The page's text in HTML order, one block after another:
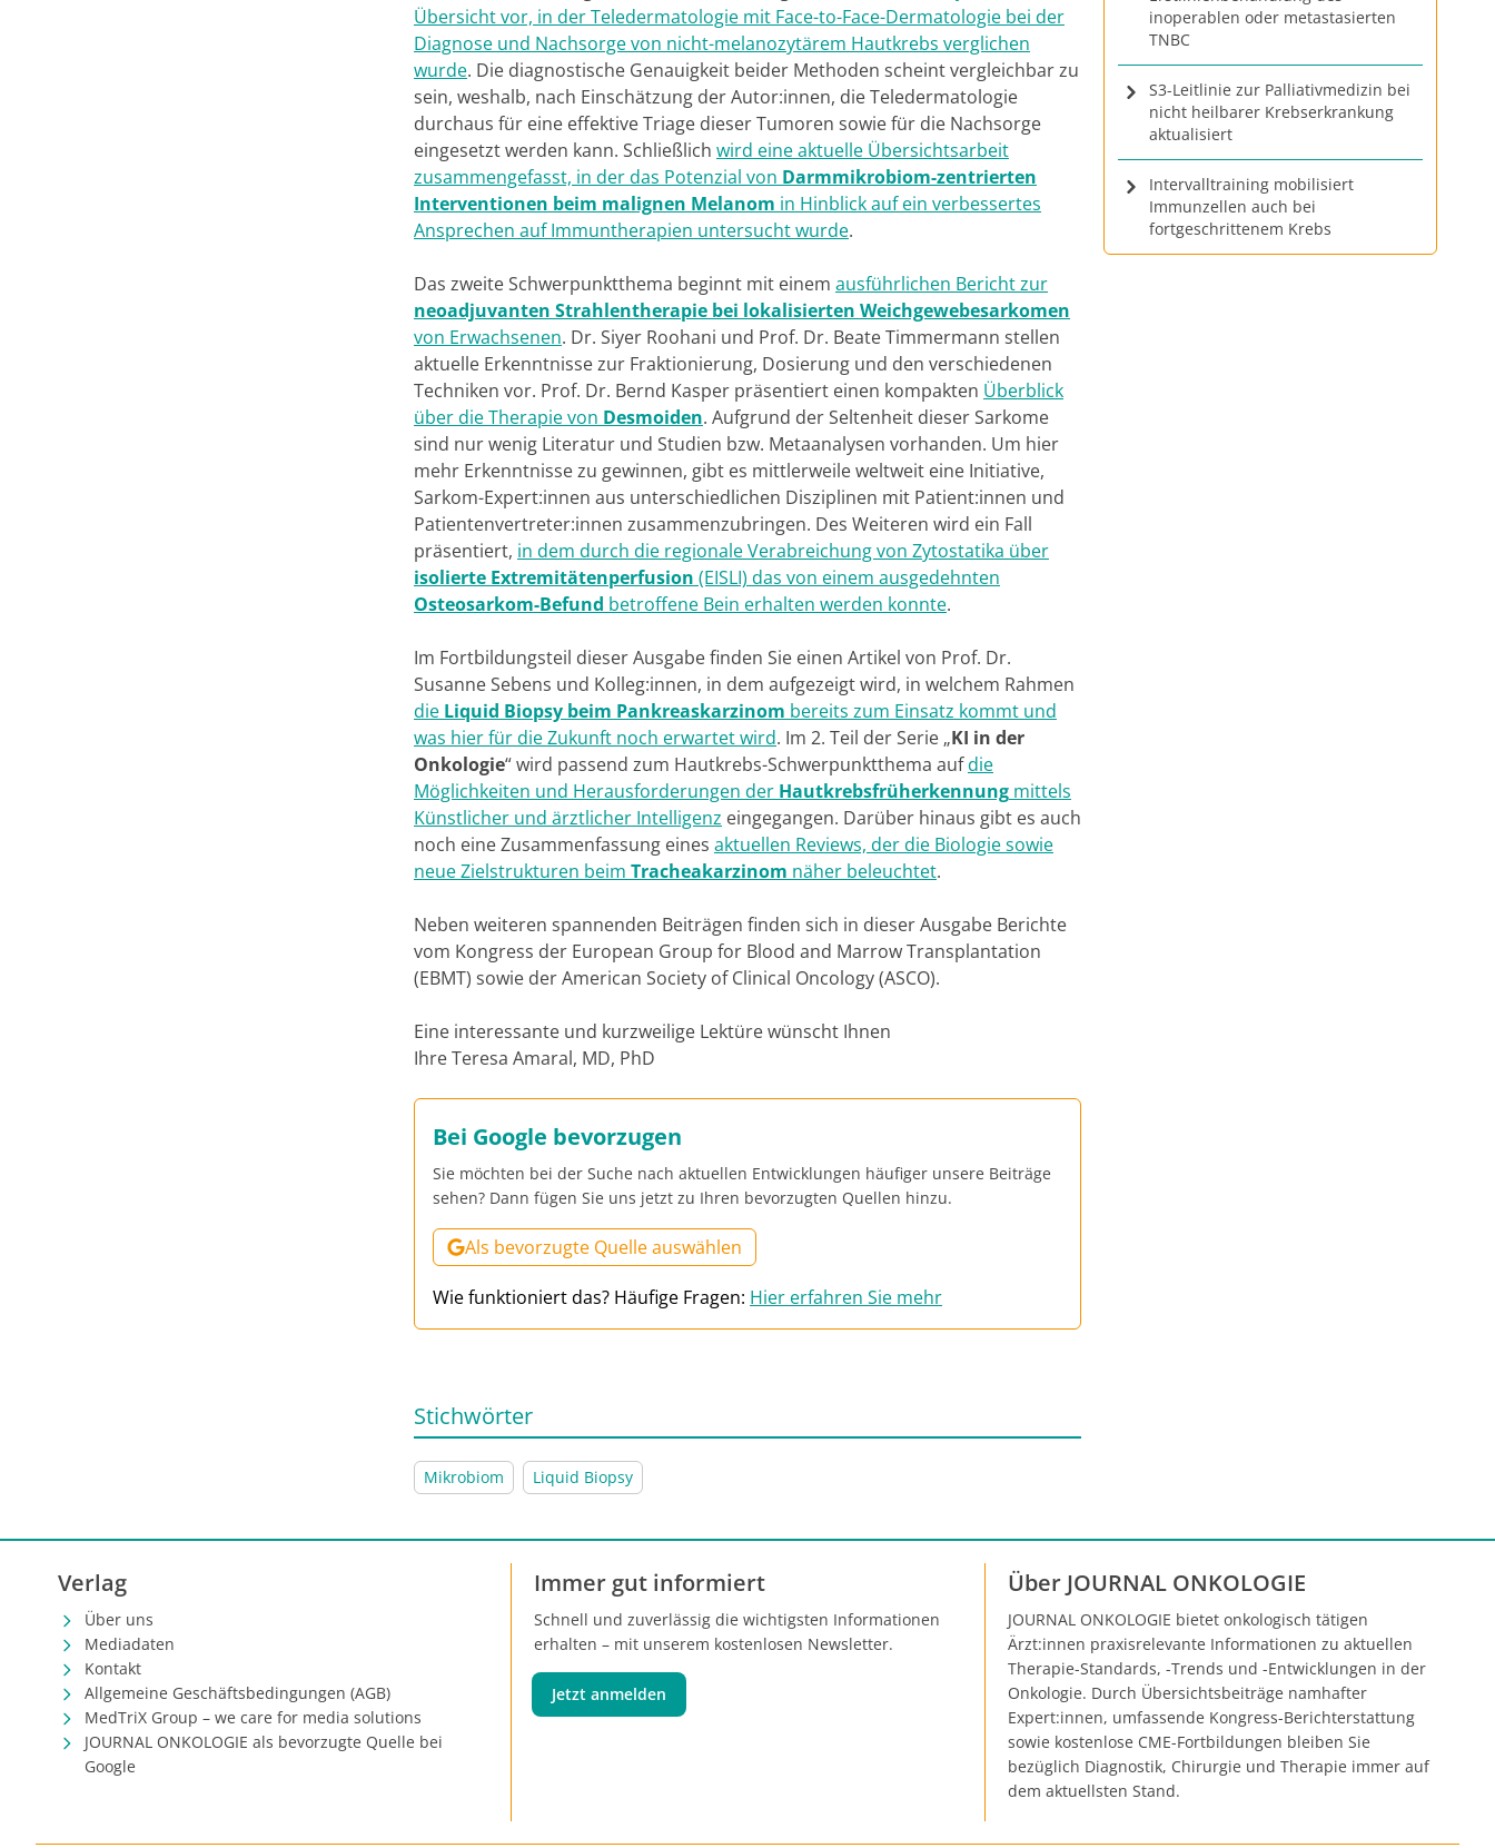
Übersicht vor, in der Teledermatologie mit Face-to-Face-Dermatologie bei der
Dia­gnose und Nachsorge von nicht-melanozytärem Hautkrebs verglichen
wurde. Die diagnostische Genauigkeit beider Methoden scheint vergleichbar zu
sein, weshalb, nach Einschätzung der Autor:innen, die Teledermatologie
durchaus für eine effektive Triage dieser Tumoren sowie für die Nachsorge
eingesetzt werden kann. Schließlich wird eine aktuelle Übersichtsarbeit
zusammengefasst, in der das Potenzial von Darmmikrobiom-zentrierten
Interventionen beim malignen Melanom in Hinblick auf ein verbessertes
Ansprechen auf Immuntherapien untersucht wurde.
Das zweite Schwerpunktthema beginnt mit einem ausführlichen Bericht zur
neoadjuvanten Strahlentherapie bei lokalisierten Weichgewebesarkomen
von Erwachsenen. Dr. Siyer Roohani und Prof. Dr. Beate Timmermann stellen
aktuelle Erkenntnisse zur Fraktionierung, Dosierung und den verschiedenen
Techniken vor. Prof. Dr. Bernd Kasper präsentiert einen kompakten Überblick
über die Therapie von Desmoiden. Aufgrund der Seltenheit dieser Sarkome
sind nur wenig Literatur und Studien bzw. Metaanalysen vorhanden. Um hier
mehr Erkenntnisse zu gewinnen, gibt es mittlerweile weltweit eine Initiative,
Sarkom-Expert:innen aus unterschiedlichen Disziplinen mit Patient:innen und
Patientenvertreter:innen zusammenzubringen. Des Weiteren wird ein Fall
präsentiert, in dem durch die regionale Verabreichung von Zytostatika über
isolierte Extremitätenperfusion (EISLI) das von einem ausgedehnten
Osteosarkom-Befund betroffene Bein erhalten werden konnte.
Im Fortbildungsteil dieser Ausgabe finden Sie einen Artikel von Prof. Dr.
Susanne Sebens und Kolleg:innen, in dem aufgezeigt wird, in welchem Rahmen
die Liquid Biopsy beim Pankreaskarzinom bereits zum Einsatz kommt und
was hier für die Zukunft noch erwartet wird. Im 2. Teil der Serie „KI in der
Onkologie“ wird passend zum Hautkrebs-Schwerpunktthema aufdie
Möglichkeiten und Herausforderungen der Hautkrebsfrüherkennung mittels
Künstlicher und ärztlicher Intelligenz eingegangen. Darüber hinaus gibt es auch
noch eine Zusammenfassung eines aktuellen Reviews, der die Biologie sowie
neue Zielstrukturen beim Tracheakarzinom näher beleuchtet.
Neben weiteren spannenden Beiträgen finden sich in dieser Ausgabe Berichte
vom Kongress der European Group for Blood and Marrow Transplantation
(EBMT) sowie der American Society of Clinical Oncology (ASCO).
Eine interessante und kurzweilige Lektüre wünscht Ihnen
Ihre Teresa Amaral, MD, PhD
Bei Google bevorzugen
Sie möchten bei der Suche nach aktuellen Entwicklungen häufiger unsere Beiträge
sehen? Dann fügen Sie uns jetzt zu Ihren bevorzugten Quellen hinzu.
Als bevorzugte Quelle auswählen
Wie funktioniert das? Häufige Fragen: Hier erfahren Sie mehr
Stichwörter
Mikrobiom Liquid Biopsy
inoperablen oder metastasierten
TNBC
S3-Leitlinie zur Palliativmedizin bei
nicht heilbarer Krebserkrankung
aktualisiert
Intervalltraining mobilisiert
Immunzellen auch bei
fortgeschrittenem Krebs
Verlag
Über uns
Mediadaten
Kontakt
Allgemeine Geschäftsbedingungen (AGB)
MedTriX Group – we care for media solutions
JOURNAL ONKOLOGIE als bevorzugte Quelle bei
Google
Immer gut informiert
Schnell und zuverlässig die wichtigsten Informationen
erhalten – mit unserem kostenlosen Newsletter.
Jetzt anmelden
Über JOURNAL ONKOLOGIE
JOURNAL ONKOLOGIE bietet onkologisch tätigen
Ärzt:innen praxisrelevante Informationen zu aktuellen
Therapie-Standards, -Trends und -Entwicklungen in der
Onkologie. Durch Übersichtsbeiträge namhafter
Expert:innen, umfassende Kongress-Berichterstattung
sowie kostenlose CME-Fortbildungen bleiben Sie
bezüglich Diagnostik, Chirurgie und Therapie immer auf
dem aktuellsten Stand.